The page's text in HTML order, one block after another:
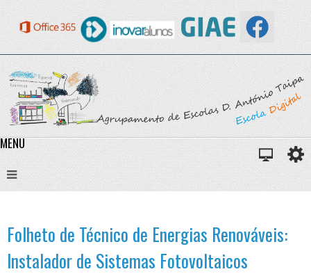
MENU
Folheto de Técnico de Energias Renováveis:
Instalador de Sistemas Fotovoltaicos